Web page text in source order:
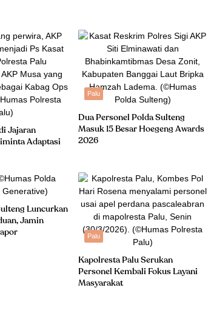
Jajaran
Adaptasi
Palu
Dua Personel Polda Sulteng
Masuk 15 Besar Hoegeng Awards
2026
Luncurkan
Jamin
Palu
Kapolresta Palu Serukan
Personel Kembali Fokus Layani
Masyarakat